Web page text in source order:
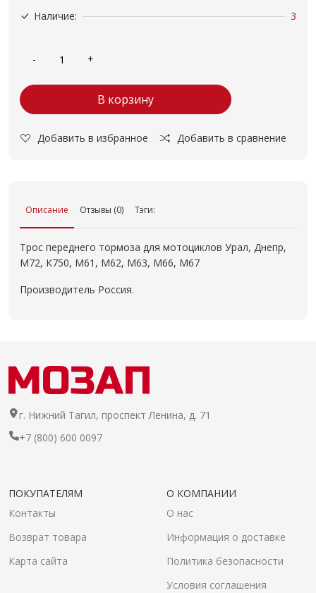
Наличие:
3
В корзину
Добавить в избранное Добавить в сравнение
Описание Отзывы (0) Тэги:
Трос переднего тормоза для мотоциклов Урал, Днепр,
М72, К750, М61, М62, М63, М66, М67
Производитель Россия.
г. Нижний Тагил, проспект Ленина, д. 71
+7 (800) 600 0097
ПОКУПАТЕЛЯМ
Контакты
Возврат товара
Карта сайта
О КОМПАНИИ
О нас
Информация о доставке
Политика безопасности
Условия соглашения